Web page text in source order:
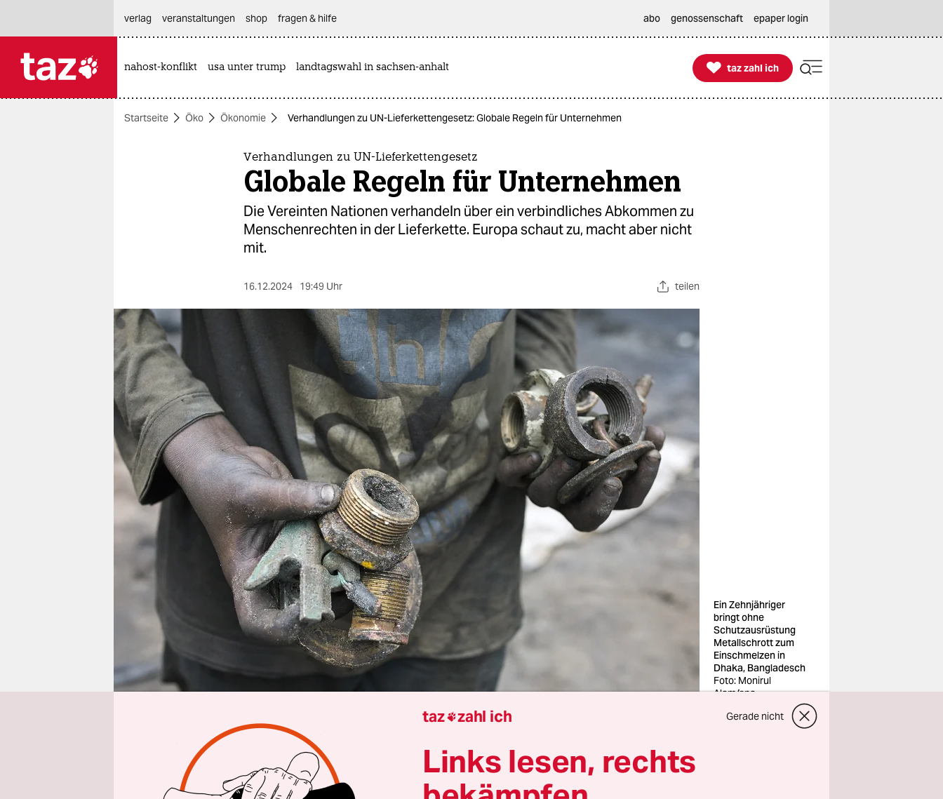
themen
berlin
nord
wahrheit
verlag
verlag
veranstaltungen
shop
fragen & hilfe
unterstützen
abo
epaper login
verlag
veranstaltungen shop fragen & hilfe abo genossenschaft epaper login
nahost-konflikt usa unter trump landtagswahl in sachsen-anhalt 
taz zahl ich
taz zahl ich
Startseite Öko Ökonomie Verhandlungen zu UN-Lieferkettengesetz: Globale Regeln für Unternehmen
Verhandlungen zu UN-Lieferkettengesetz
Globale Regeln für Unternehmen
Die Vereinten Nationen verhandeln über ein verbindliches Abkommen zu
Menschenrechten in der Lieferkette. Europa schaut zu, macht aber nicht
mit.
16.12.2024 19:49 Uhr teilen
Ein Zehnjähriger
bringt ohne
Schutzausrüstung
Metallschrott zum
Einschmelzen in
Dhaka, Bangladesch
Foto: Monirul
Alam/epa
Aus BerlinLeila van Rinsum
Am Montag haben die Vereinten Nationen in Genf Verhandlungen um
taz zahl ich Gerade nicht
Links lesen, rechts